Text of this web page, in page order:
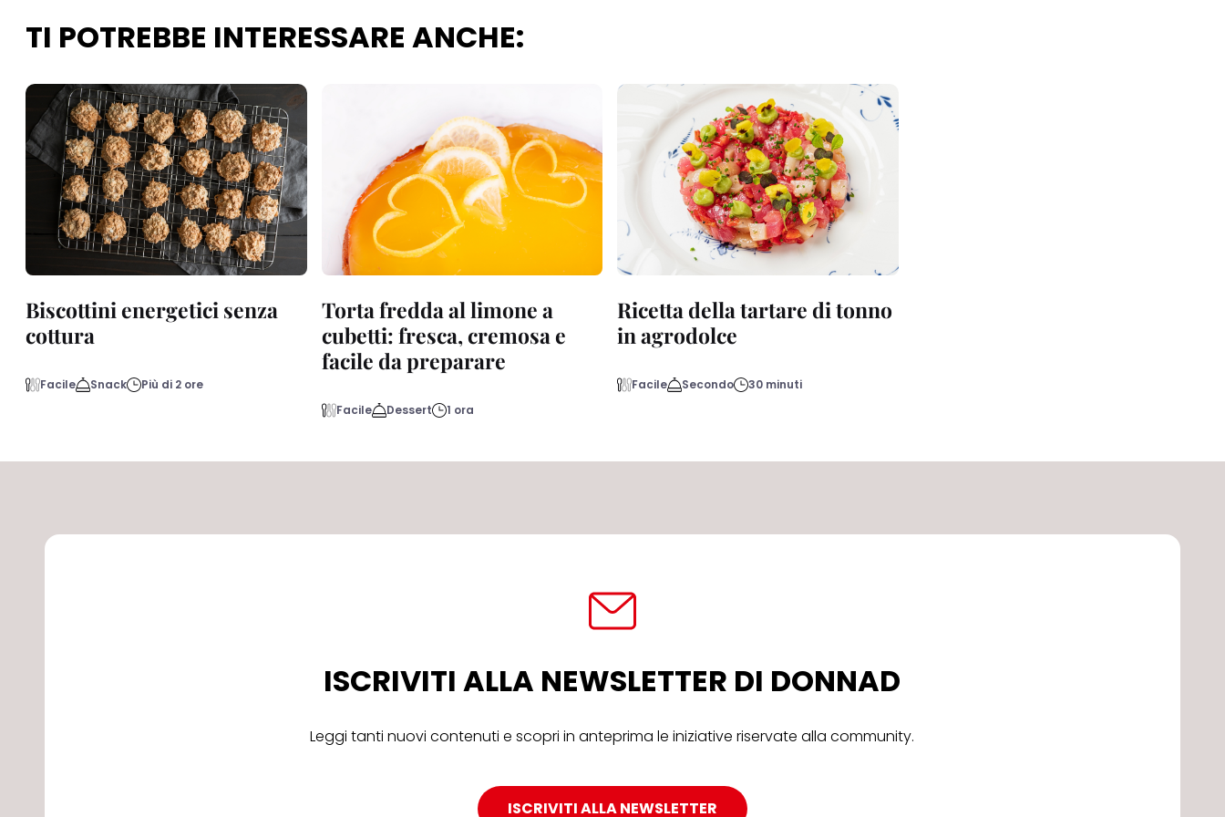
TI POTREBBE INTERESSARE ANCHE:
Biscottini energetici senza
cottura
Facile Snack Più di 2 ore
Torta fredda al limone a
cubetti: fresca, cremosa e
facile da preparare
Facile Dessert 1 ora
Ricetta della tartare di tonno
in agrodolce
Facile Secondo 30 minuti
ISCRIVITI ALLA NEWSLETTER DI DONNAD
Leggi tanti nuovi contenuti e scopri in anteprima le iniziative riservate alla community.
ISCRIVITI ALLA NEWSLETTER